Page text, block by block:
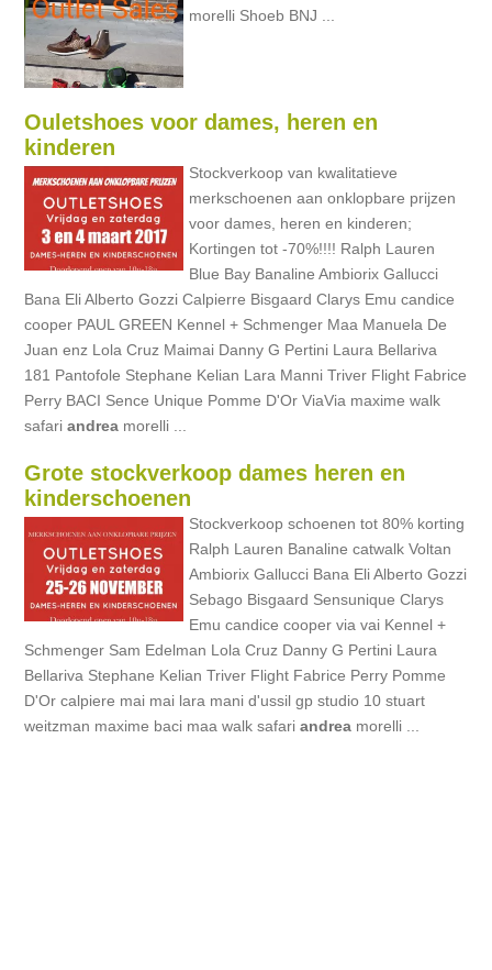
morelli Shoeb BNJ ...
Ouletshoes voor dames, heren en
kinderen
Stockverkoop van kwalitatieve
merkschoenen aan onklopbare prijzen
voor dames, heren en kinderen;
Kortingen tot -70%!!!! Ralph Lauren
Blue Bay Banaline Ambiorix Gallucci
Bana Eli Alberto Gozzi Calpierre Bisgaard Clarys Emu candice
cooper PAUL GREEN Kennel + Schmenger Maa Manuela De
Juan enz Lola Cruz Maimai Danny G Pertini Laura Bellariva
181 Pantofole Stephane Kelian Lara Manni Triver Flight Fabrice
Perry BACI Sence Unique Pomme D'Or ViaVia maxime walk
safariandrea morelli ...
Grote stockverkoop dames heren en
kinderschoenen
Stockverkoop schoenen tot 80% korting
Ralph Lauren Banaline catwalk Voltan
Ambiorix Gallucci Bana Eli Alberto Gozzi
Sebago Bisgaard Sensunique Clarys
Emu candice cooper via vai Kennel +
Schmenger Sam Edelman Lola Cruz Danny G Pertini Laura
Bellariva Stephane Kelian Triver Flight Fabrice Perry Pomme
D'Or calpiere mai mai lara mani d'ussil gp studio 10 stuart
weitzman maxime baci maa walk safariandrea morelli ...